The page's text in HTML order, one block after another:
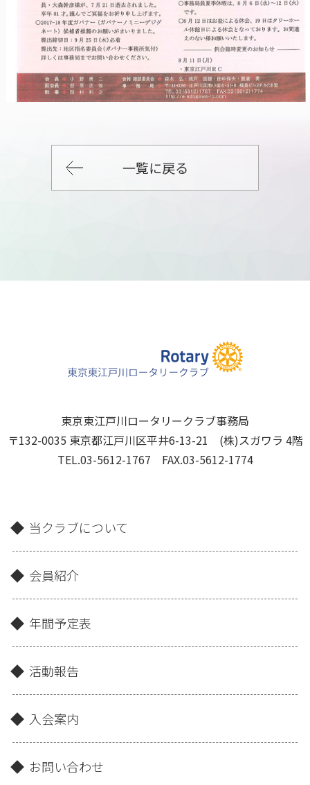
一覧に戻る
東京東江戸川ロータリークラブ事務局
〒132-0035 東京都江戸川区平井6-13-21 (株)スガワラ 4階
TEL.03-5612-1767 FAX.03-5612-1774
当クラブについて
会員紹介
年間予定表
活動報告
入会案内
お問い合わせ